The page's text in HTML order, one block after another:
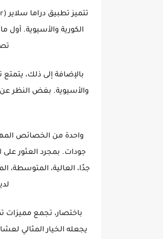
الكورية والأسيوية. أول
بالإضافة إلى ذلك،
والأسيوية. بغض النظر
واحدة من الخصائص
جودات. بمجرد العثور
جدًا، العالية،
باختصار، تجمع مميزات
يجعله الخيار المثالي